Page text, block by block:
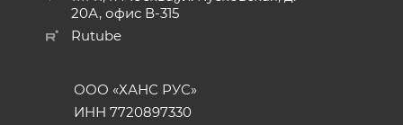
20А, офис В-315
Rutube
ООО «ХАНС РУС»
ИНН 7720897330